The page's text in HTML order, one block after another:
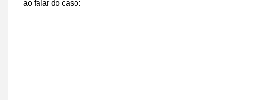
ao falar do caso: